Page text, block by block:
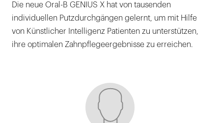
Die neue Oral-B GENIUS X hat von tausenden
individuellen Putzdurchgängen gelernt, um mit Hilfe
von Künstlicher Intelligenz Patienten zu unterstützen,
ihre optimalen Zahnpflegeergebnisse zu erreichen.